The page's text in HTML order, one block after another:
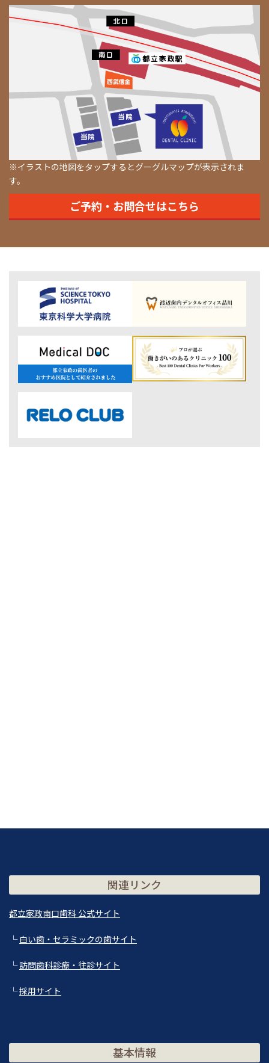
※イラストの地図をタップするとグーグルマップが表示されま
す。
ご予約・お問合せはこちら
関連リンク
都立家政南口歯科 公式サイト
└白い歯・セラミックの歯サイト
└訪問歯科診療・往診サイト
└採用サイト
基本情報